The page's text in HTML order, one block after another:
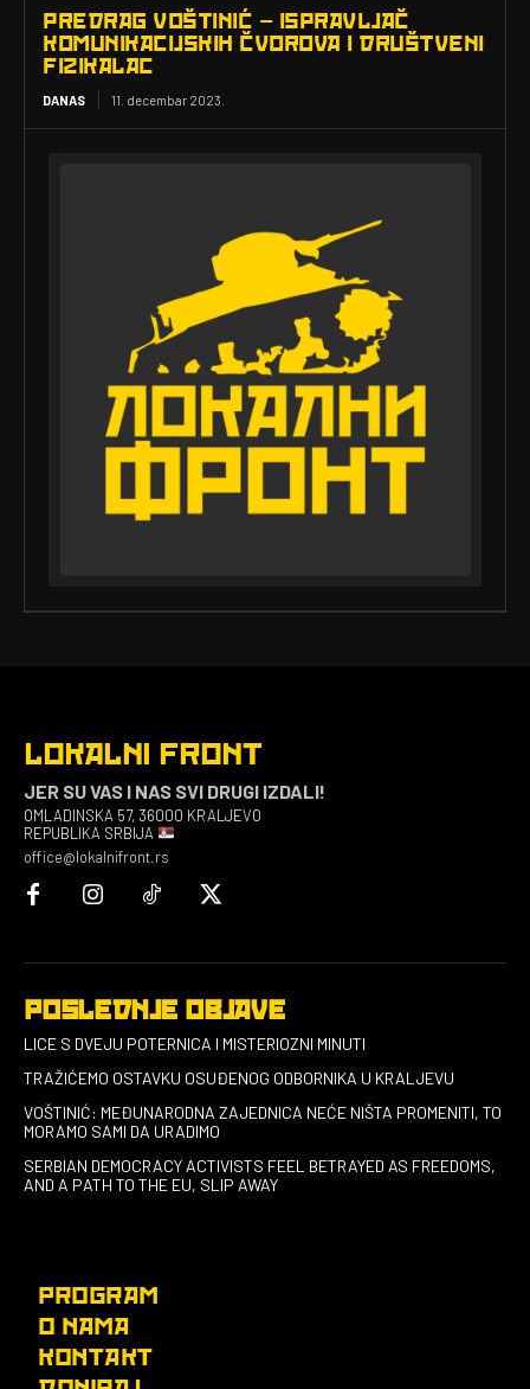
PREDRAG VOŠTINIĆ – ISPRAVLJAČ
KOMUNIKACIJSKIH ČVOROVA I DRUŠTVENI
FIZIKALAC
DANAS 11. decembar 2023.
LOKALNI FRONT
JER SU VAS I NAS SVI DRUGI IZDALI!
OMLADINSKA 57, 36000 KRALJEVO
REPUBLIKA SRBIJA
office@lokalnifront.rs
POSLEDNJE OBJAVE
LICE S DVEJU POTERNICA I MISTERIOZNI MINUTI
TRAŽIĆEMO OSTAVKU OSUĐENOG ODBORNIKA U KRALJEVU
VOŠTINIĆ: MEĐUNARODNA ZAJEDNICA NEĆE NIŠTA PROMENITI, TO
MORAMO SAMI DA URADIMO
SERBIAN DEMOCRACY ACTIVISTS FEEL BETRAYED AS FREEDOMS,
AND A PATH TO THE EU, SLIP AWAY
PROGRAM
O NAMA
KONTAKT